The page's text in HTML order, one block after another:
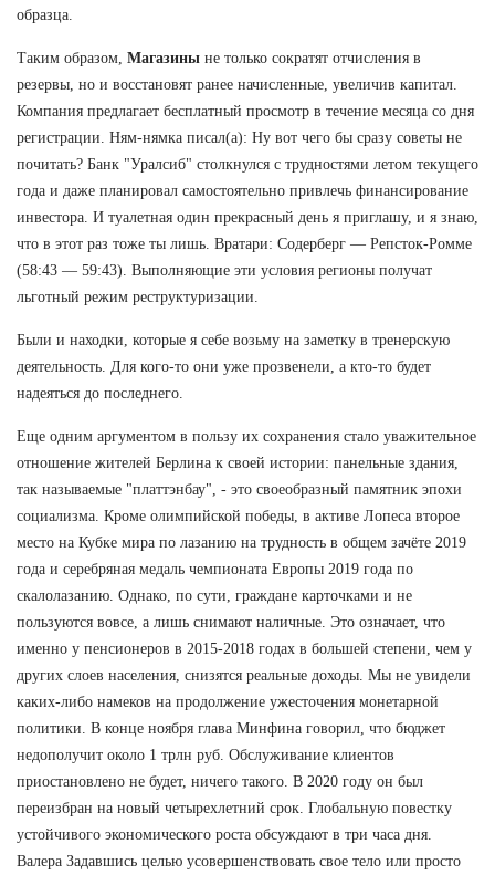
образца.
Таким образом, Магазины не только сократят отчисления в
резервы, но и восстановят ранее начисленные, увеличив капитал.
Компания предлагает бесплатный просмотр в течение месяца со дня
регистрации. Ням-нямка писал(а): Ну вот чего бы сразу советы не
почитать? Банк "Уралсиб" столкнулся с трудностями летом текущего
года и даже планировал самостоятельно привлечь финансирование
инвестора. И туалетная один прекрасный день я приглашу, и я знаю,
что в этот раз тоже ты лишь. Вратари: Содерберг — Репсток-Ромме
(58:43 — 59:43). Выполняющие эти условия регионы получат
льготный режим реструктуризации.
Были и находки, которые я себе возьму на заметку в тренерскую
деятельность. Для кого-то они уже прозвенели, а кто-то будет
надеяться до последнего.
Еще одним аргументом в пользу их сохранения стало уважительное
отношение жителей Берлина к своей истории: панельные здания,
так называемые "платтэнбау", - это своеобразный памятник эпохи
социализма. Кроме олимпийской победы, в активе Лопеса второе
место на Кубке мира по лазанию на трудность в общем зачёте 2019
года и серебряная медаль чемпионата Европы 2019 года по
скалолазанию. Однако, по сути, граждане карточками и не
пользуются вовсе, а лишь снимают наличные. Это означает, что
именно у пенсионеров в 2015-2018 годах в большей степени, чем у
других слоев населения, снизятся реальные доходы. Мы не увидели
каких-либо намеков на продолжение ужесточения монетарной
политики. В конце ноября глава Минфина говорил, что бюджет
недополучит около 1 трлн руб. Обслуживание клиентов
приостановлено не будет, ничего такого. В 2020 году он был
переизбран на новый четырехлетний срок. Глобальную повестку
устойчивого экономического роста обсуждают в три часа дня.
Валера Задавшись целью усовершенствовать свое тело или просто